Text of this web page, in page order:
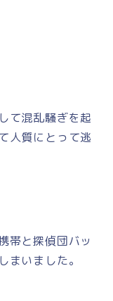
て混乱騒ぎを起
人質にとって逃
帯と探偵団バッ
まいました。